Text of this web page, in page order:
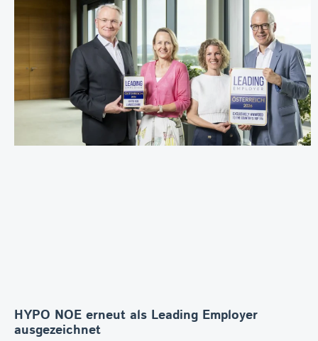
HYPO NOE erneut als Leading Employer
ausgezeichnet